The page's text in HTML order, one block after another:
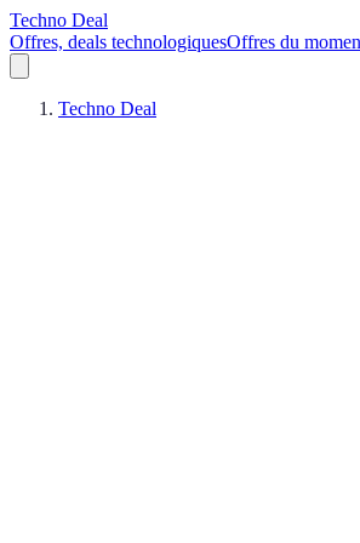
Techno Deal
Offres, deals technologiquesOffres du
Techno Deal